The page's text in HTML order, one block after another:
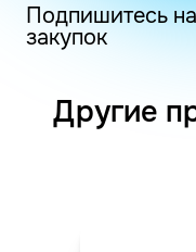
Подпишитесь
закупок
Другие